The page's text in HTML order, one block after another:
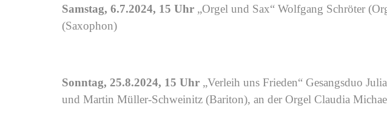
Samstag, 6.7.2024, 15 Uhr „Orgel und Sax“ Wolfgang Schröter
(Saxophon)
Sonntag, 25.8.2024, 15 Uhr „Verleih uns Frieden“ Gesangsduo
und Martin Müller-Schweinitz (Bariton), an der Orgel Claudia